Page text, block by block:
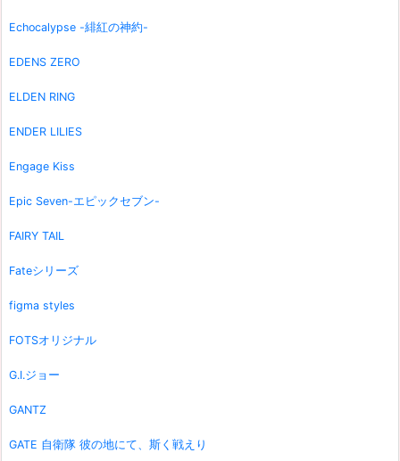
Echocalypse -緋紅の神約-
EDENS ZERO
ELDEN RING
ENDER LILIES
Engage Kiss
Epic Seven-エピックセブン-
FAIRY TAIL
Fateシリーズ
figma styles
FOTSオリジナル
G.I.ジョー
GANTZ
GATE 自衛隊 彼の地にて、斯く戦えり